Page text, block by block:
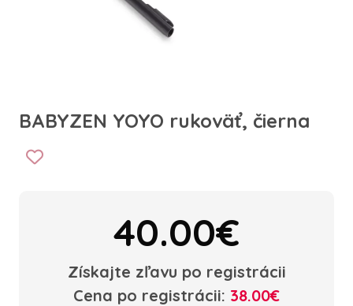
BABYZEN YOYO rukoväť, čierna
40.00€
Získajte zľavu po registrácii
Cena po registrácii: 38.00€